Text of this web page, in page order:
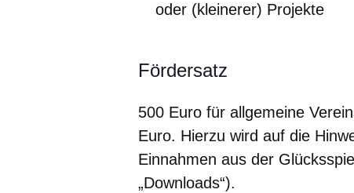
oder (kleinerer) Projekte
Fördersatz
500 Euro für allgemeine
Euro. Hierzu wird auf die
Einnahmen aus der
„Downloads“).